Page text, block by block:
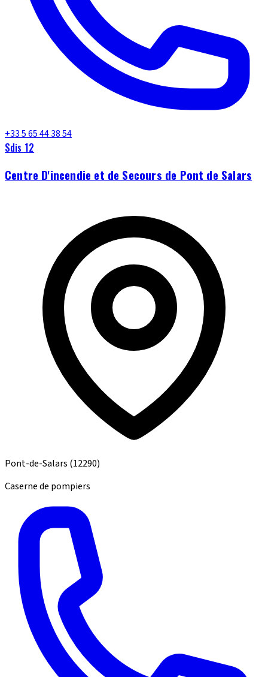
+33 5 65 44 38 54
Sdis 12
Centre D'incendie et de Secours de Pont de Salars
Pont-de-Salars (12290)
Caserne de pompiers